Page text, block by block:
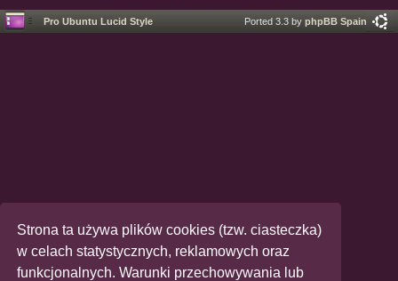
Strona ta używa plików cookies (tzw. ciasteczka)
w celach statystycznych, reklamowych oraz
funkcjonalnych. Warunki przechowywania lub
Pro Ubuntu Lucid Style Ported 3.3 by phpBB Spain